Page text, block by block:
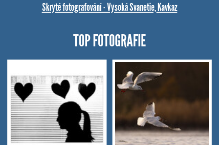
Skryté fotografování - Vysoká Svanetie, Kavkaz
TOP FOTOGRAFIE